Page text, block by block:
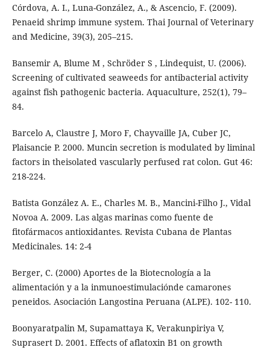
Córdova, A. I., Luna-González, A., & Ascencio, F. (2009).
Penaeid shrimp immune system. Thai Journal of Veterinary
and Medicine, 39(3), 205–215.
Bansemir A, Blume M , Schröder S , Lindequist, U. (2006).
Screening of cultivated seaweeds for antibacterial activity
against fish pathogenic bacteria. Aquaculture, 252(1), 79–
84.
Barcelo A, Claustre J, Moro F, Chayvaille JA, Cuber JC,
Plaisancie P. 2000. Muncin secretion is modulated by liminal
factors in theisolated vascularly perfused rat colon. Gut 46:
218-224.
Batista González A. E., Charles M. B., Mancini-Filho J., Vidal
Novoa A. 2009. Las algas marinas como fuente de
fitofármacos antioxidantes. Revista Cubana de Plantas
Medicinales. 14: 2-4
Berger, C. (2000) Aportes de la Biotecnología a la
alimentación y a la inmunoestimulaciónde camarones
peneidos. Asociación Langostina Peruana (ALPE). 102- 110.
Boonyaratpalin M, Supamattaya K, Verakunpiriya V,
Suprasert D. 2001. Effects of aflatoxin B1 on growth